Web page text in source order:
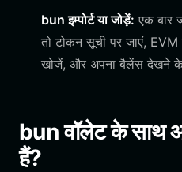
bun इम्पोर्ट या जोड़ें: एक बार
तो टोकन सूची पर जाएं,
खोजें, और अपना बैलेंस देखने के
bun वॉलेट के साथ
हैं?